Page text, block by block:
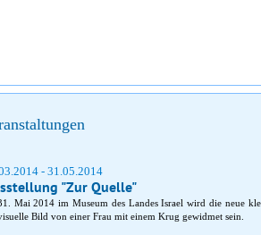
- 31.05.2014
"Zur Quelle"
Mai 2014 im Museum des Landes Israel wird die neue
Bild von einer Frau mit einem Krug gewidmet sein.